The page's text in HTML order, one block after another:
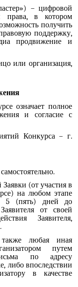
– цифровой
права, в котором
получить
поддержку,
продвижение и
или организация,
означает полное
и согласие с
Конкурса – г.
Заявки (от участия в
на любом этапе
5 (пять) дней до
от своей
Заявителя,
любая иная
путем
по адресу
либо впоследствии
в качестве